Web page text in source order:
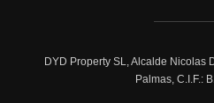
DYD Property SL, Alcalde Nicolas
Palmas, C.I.F.: